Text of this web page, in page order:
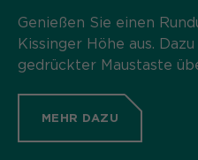
Genießen Sie einen
Kissinger Höhe aus.
gedrückter Maustaste
MEHR DAZU